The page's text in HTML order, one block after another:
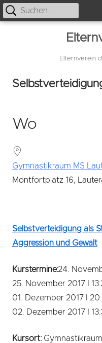
Elternverein
Primäres
Suche
nach:
Wo
Gymnastikraum MS
Montfortplatz 16,
Selbstverteidigung als
Aggression und Gewalt
Kurstermine:24.
25. November 2017 I
01. Dezember 2017 I
02. Dezember 2017 I
Kursort: